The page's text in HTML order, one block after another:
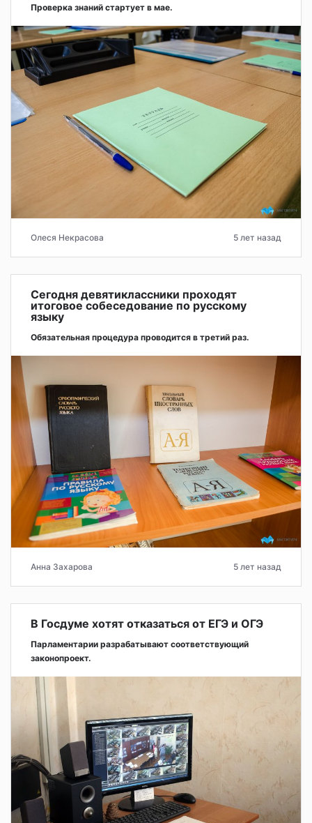
Проверка знаний стартует в мае.
Олеся Некрасова 5 лет назад
Сегодня девятиклассники проходят
итоговое собеседование по русскому
языку
Обязательная процедура проводится в третий раз.
Анна Захарова 5 лет назад
В Госдуме хотят отказаться от ЕГЭ и ОГЭ
Парламентарии разрабатывают соответствующий
законопроект.